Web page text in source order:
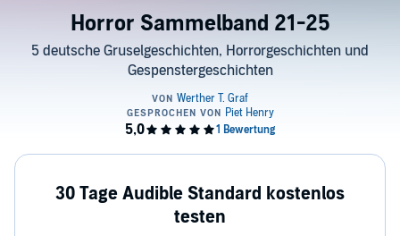
Horror Sammelband 21-25
5 deutsche Gruselgeschichten, Horrorgeschichten und
Gespenstergeschichten
30 Tage Audible Standard kostenlos
testen